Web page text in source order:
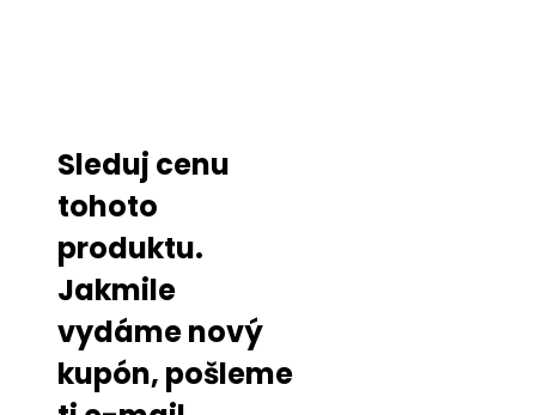
Sleduj cenu
tohoto
produktu.
Jakmile
vydáme nový
kupón, pošleme